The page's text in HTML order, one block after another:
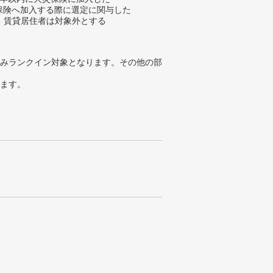
険へ加入する際に選定に関与した
賃貸居住者は対象外とする
ランクイン対象となります。その他の部
す。